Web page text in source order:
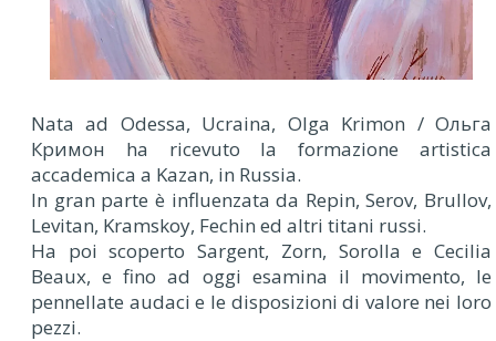
Nata ad Odessa, Ucraina, Olga Krimon / Ольгa
Кримон ha ricevuto la formazione artistica
accademica a Kazan, in Russia.
In gran parte è influenzata da Repin, Serov, Brullov,
Levitan, Kramskoy, Fechin ed altri titani russi.
Ha poi scoperto Sargent, Zorn, Sorolla e Cecilia
Beaux, e fino ad oggi esamina il movimento, le
pennellate audaci e le disposizioni di valore nei loro
pezzi.